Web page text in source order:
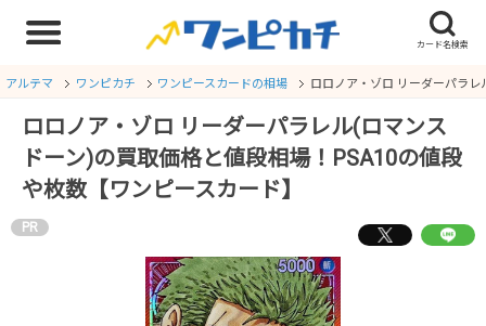
アルテマ ワンピカチ ワンピースカードの相場 ロロノア・ゾロ リーダーパラ
ロロノア・ゾロ リーダーパラレル(ロマンス
ドーン)の買取価格と値段相場！PSA10の値段
や枚数【ワンピースカード】
PR